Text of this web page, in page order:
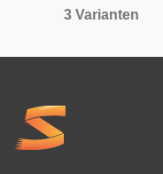
3 Varianten